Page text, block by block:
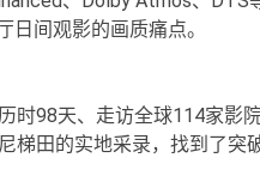
间观影的画质痛点。
时98天、走访全球114家影
田的实地采录，找到了突